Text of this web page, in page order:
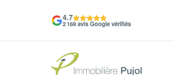
4.7
2 169 avis Google vérifiés